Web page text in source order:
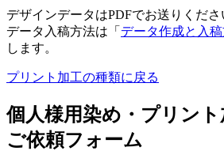
デザインデータはPDFでお送りくださ
データ入稿方法は「 データ作成と入
します。
プリント加工の種類に戻る
個人様用染め・プリント
ご依頼フォーム